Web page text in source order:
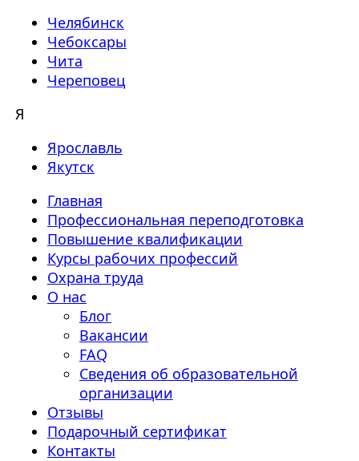
Челябинск
Чебоксары
Чита
Череповец
Я
Ярославль
Якутск
Главная
Профессиональная переподготовка
Повышение квалификации
Курсы рабочих профессий
Охрана труда
О нас
Блог
Вакансии
FAQ
Сведения об образовательной
организации
Отзывы
Подарочный сертификат
Контакты